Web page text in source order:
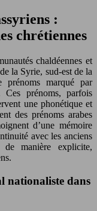
:
chrétiennes
chaldéennes et
la Syrie, sud-est de la
prénoms marqué par
Ces prénoms, parfois
une phonétique et
des prénoms arabes
d’une mémoire
avec les anciens
de manière explicite,
nationaliste dans